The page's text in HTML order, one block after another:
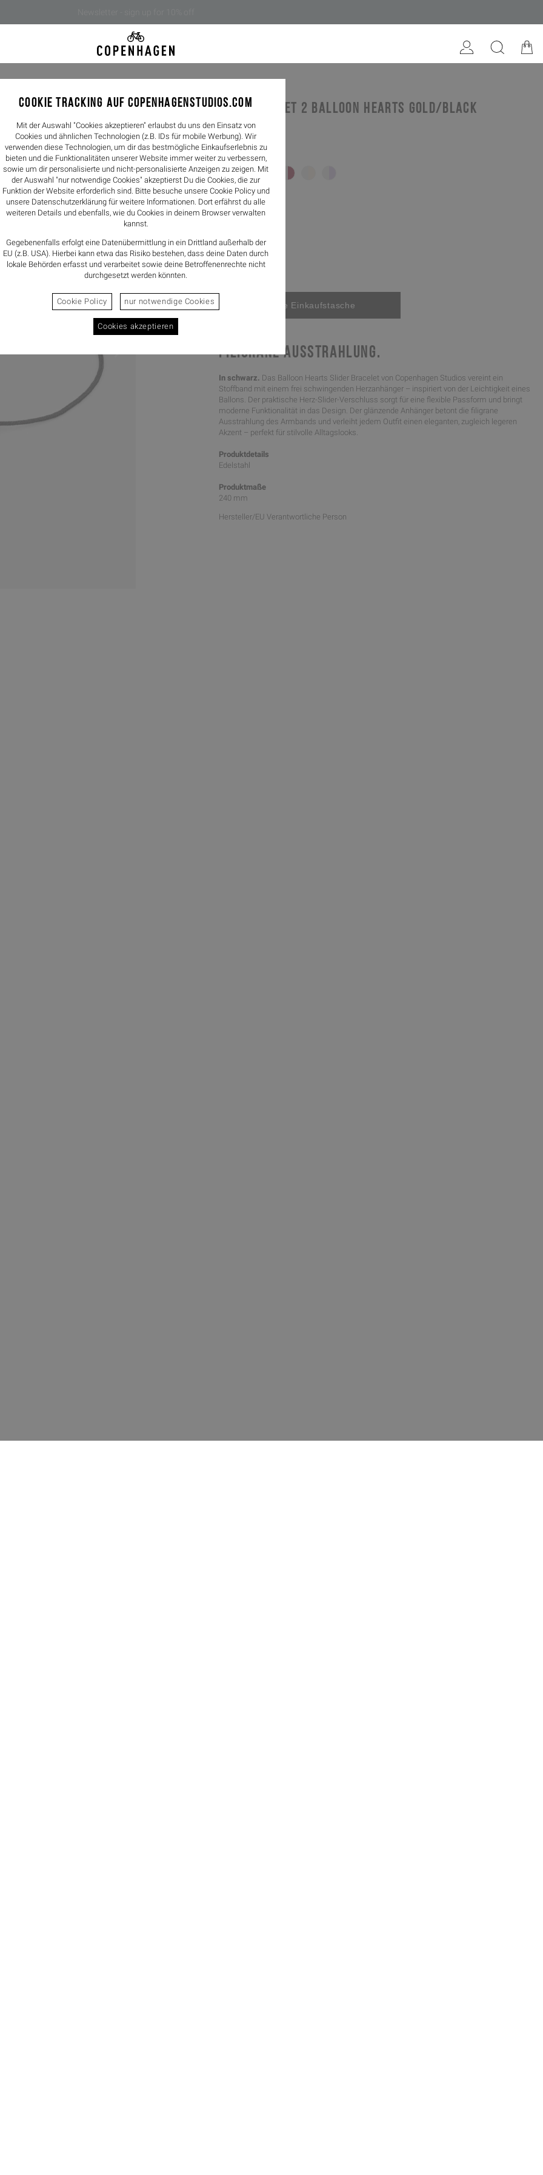
COOKIE TRACKING AUF COPENHAGENSTUDIOS.COM
Mit der Auswahl "Cookies akzeptieren" erlaubst du uns den Einsatz von
Cookies und ähnlichen Technologien (z.B. IDs für mobile Werbung). Wir
verwenden diese Technologien, um dir das bestmögliche Einkaufserlebnis zu
bieten und die Funktionalitäten unserer Website immer weiter zu verbessern,
sowie um dir personalisierte und nicht-personalisierte Anzeigen zu zeigen. Mit
der Auswahl "nur notwendige Cookies" akzeptierst Du die Cookies, die zur
Funktion der Website erforderlich sind. Bitte besuche unsere Cookie Policy und
unsere Datenschutzerklärung für weitere Informationen. Dort erfährst du alle
weiteren Details und ebenfalls, wie du Cookies in deinem Browser verwalten
kannst.
Gegebenenfalls erfolgt eine Datenübermittlung in ein Drittland außerhalb der
EU (z.B. USA). Hierbei kann etwa das Risiko bestehen, dass deine Daten durch
lokale Behörden erfasst und verarbeitet sowie deine Betroffenenrechte nicht
durchgesetzt werden könnten.
Cookie Policy nur notwendige Cookies
Cookies akzeptieren
CPH BRACELET 2 balloon hearts gold/black
59,00€
Farbe -
Größen
Größentabelle
FILIGRANE AUSSTRAHLUNG.
In schwarz. Das Balloon Hearts Slider Bracelet von Copenhagen Studios vereint ein
Stoffband mit einem frei schwingenden Herzanhänger – inspiriert von der Leichtigkeit eines
Ballons. Der praktische Herz-Slider-Verschluss sorgt für eine flexible Passform und bringt
moderne Funktionalität in das Design. Der glänzende Anhänger betont die filigrane
Ausstrahlung des Armbands und verleiht jedem Outfit einen eleganten, zugleich legeren
Akzent – perfekt für stilvolle Alltagslooks.
Produktdetails
Edelstahl
Produktmaße
240 mm
Hersteller/EU Verantwortliche Person